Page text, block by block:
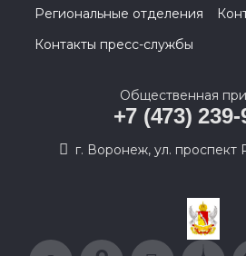
Региональные отделения
Контакты пресс-службы
Общественная
+7 (473) 239-
г. Воронеж, ул. проспект